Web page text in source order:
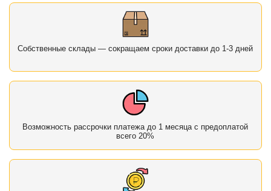
Собственные склады — сокращаем сроки доставки до 1-3 дней
Возможность рассрочки платежа до 1 месяца с предоплатой
всего 20%